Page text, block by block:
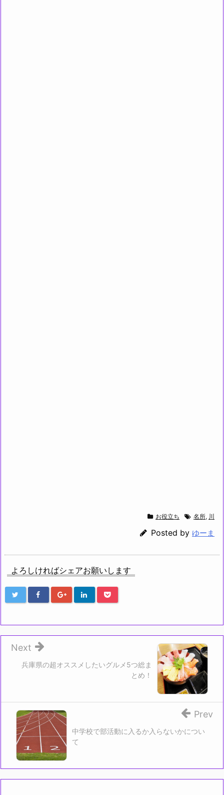
お役立ち 名所, 川
Posted by ゆーま
よろしければシェアお願いします
兵庫県の超オススメしたいグルメ5つ総ま
とめ！
Next
中学校で部活動に入るか入らないかについ
て
Prev